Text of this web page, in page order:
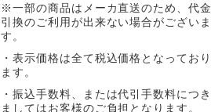
※一部の商品はメーカ直送のため、代金
引換のご利用が出来ない場合がございま
す。
・表示価格は全て税込価格となっており
ます。
・振込手数料、または代引手数料につき
ましてはお客様のご負担となります。